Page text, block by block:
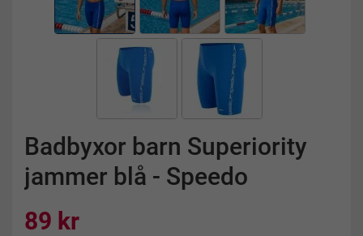
Badbyxor barn Superiority
jammer blå - Speedo
89 kr